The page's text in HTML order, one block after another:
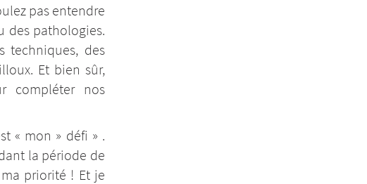
pas entendre
des pathologies.
techniques, des
Et bien sûr,
compléter nos
« mon » défi » .
la période de
priorité ! Et je